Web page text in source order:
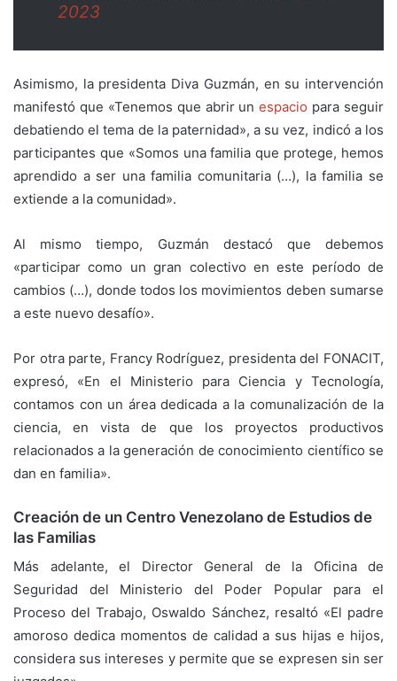
2023
Asimismo, la presidenta Diva Guzmán, en su intervención
manifestó que «Tenemos que abrir unespacio para seguir
debatiendo el tema de la paternidad», a su vez, indicó a los
participantes que «Somos una familia que protege, hemos
aprendido a ser una familia comunitaria (…), la familia se
extiende a la comunidad».
Al mismo tiempo, Guzmán destacó que debemos
«participar como un gran colectivo en este período de
cambios (…), donde todos los movimientos deben sumarse
a este nuevo desafío».
Por otra parte, Francy Rodríguez, presidenta del FONACIT,
expresó, «En el Ministerio para Ciencia y Tecnología,
contamos con un área dedicada a la comunalización de la
ciencia, en vista de que los proyectos productivos
relacionados a la generación de conocimiento científico se
dan en familia».
Creación de un Centro Venezolano de Estudios de
las Familias
Más adelante, el Director General de la Oficina de
Seguridad del Ministerio del Poder Popular para el
Proceso del Trabajo, Oswaldo Sánchez, resaltó «El padre
amoroso dedica momentos de calidad a sus hijas e hijos,
considera sus intereses y permite que se expresen sin ser